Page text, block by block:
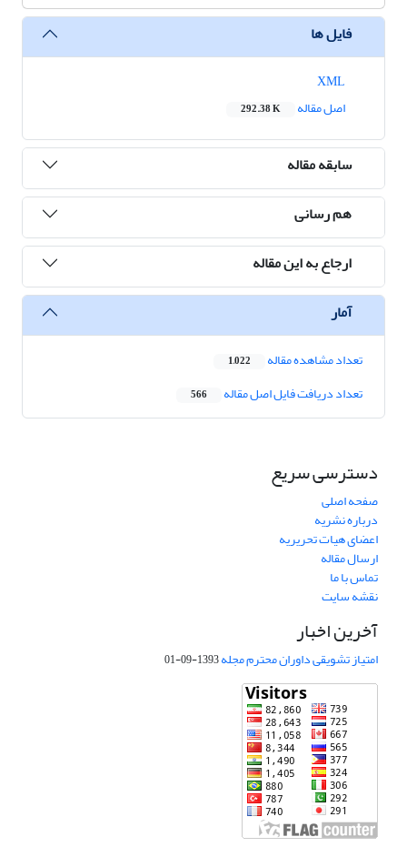
فایل ها
اصل مقاله
292.38 K
سابقه مقاله
هم رسانی
ارجاع به این مقاله
آمار
تعداد مشاهده مقاله 1,022
تعداد دریافت فایل اصل مقاله 566
دسترسی سریع
صفحه اصلی
درباره نشریه
اعضای هیات تحریریه
ارسال مقاله
تماس با ما
نقشه سایت
آخرین اخبار
امتیاز تشویقی داوران محترم مجله1393-09-01